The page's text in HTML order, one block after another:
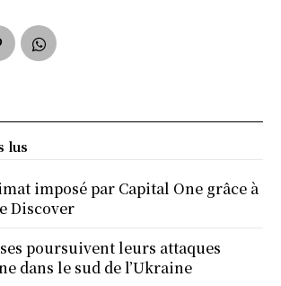
lus
imposé par Capital One grâce à
Discover
poursuivent leurs attaques
dans le sud de l’Ukraine